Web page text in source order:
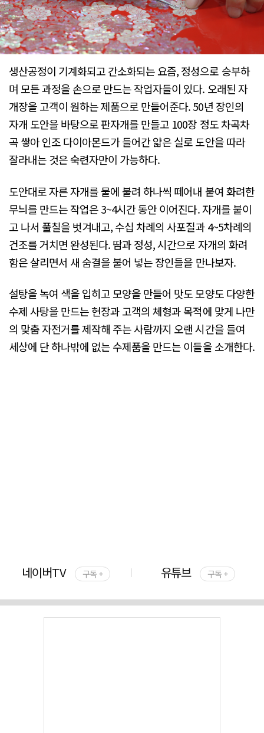
생산공정이 기계화되고 간소화되는 요즘, 정성으로 승부하
며 모든 과정을 손으로 만드는 작업자들이 있다. 오래된 자
개장을 고객이 원하는 제품으로 만들어준다. 50년 장인의
자개 도안을 바탕으로 판자개를 만들고 100장 정도 차곡차
곡 쌓아 인조 다이아몬드가 들어간 얇은 실로 도안을 따라
잘라내는 것은 숙련자만이 가능하다.
도안대로 자른 자개를 물에 불려 하나씩 떼어내 붙여 화려한
무늬를 만드는 작업은 3~4시간 동안 이어진다. 자개를 붙이
고 나서 풀칠을 벗겨내고, 수십 차례의 사포질과 4~5차례의
건조를 거치면 완성된다. 땀과 정성, 시간으로 자개의 화려
함은 살리면서 새 숨결을 불어 넣는 장인들을 만나보자.
설탕을 녹여 색을 입히고 모양을 만들어 맛도 모양도 다양한
수제 사탕을 만드는 현장과 고객의 체형과 목적에 맞게 나만
의 맞춤 자전거를 제작해 주는 사람까지 오랜 시간을 들여
세상에 단 하나밖에 없는 수제품을 만드는 이들을 소개한다.
네이버TV 구독 + 유튜브 구독 +